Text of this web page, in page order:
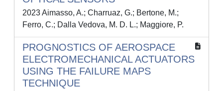
2023 Aimasso, A.; Charruaz, G.; Bertone, M.;
Ferro, C.; Dalla Vedova, M. D. L.; Maggiore, P.
PROGNOSTICS OF AEROSPACE
ELECTROMECHANICAL ACTUATORS
USING THE FAILURE MAPS
TECHNIQUE